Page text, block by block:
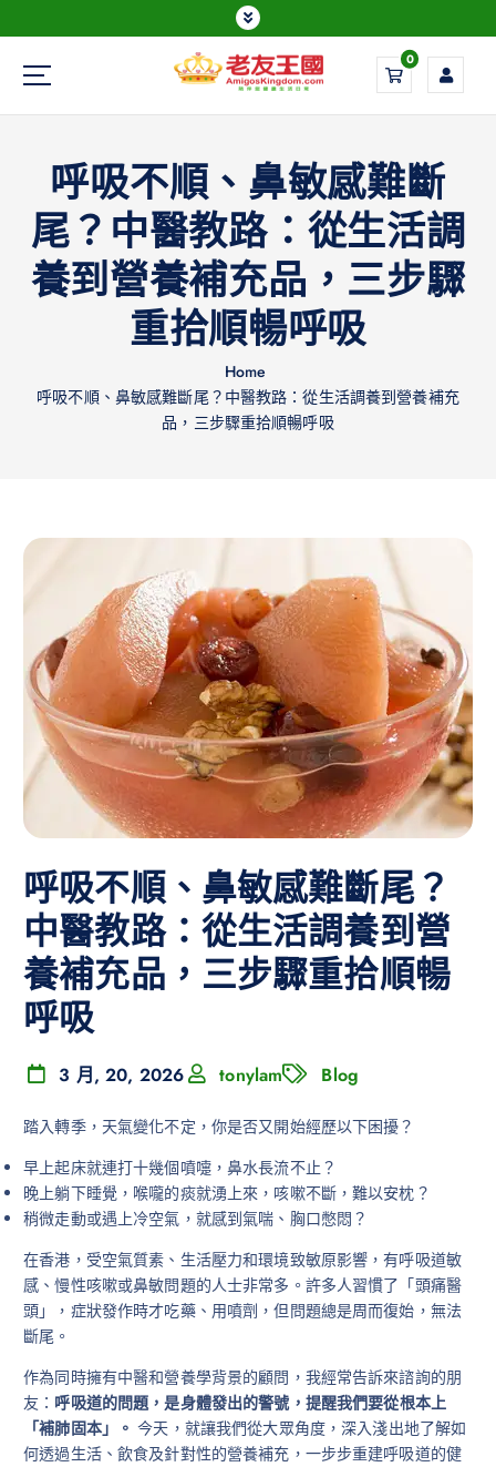
Everything is possible
0
呼吸不順、鼻敏感難斷
尾？中醫教路：從生活調
養到營養補充品，三步驟
重拾順暢呼吸
Home
呼吸不順、鼻敏感難斷尾？中醫教路：從生活調養到營養補充
品，三步驟重拾順暢呼吸
呼吸不順、鼻敏感難斷尾？
中醫教路：從生活調養到營
養補充品，三步驟重拾順暢
呼吸
3 月, 20, 2026 tonylam Blog
踏入轉季，天氣變化不定，你是否又開始經歷以下困擾？
早上起床就連打十幾個噴嚏，鼻水長流不止？
晚上躺下睡覺，喉嚨的痰就湧上來，咳嗽不斷，難以安枕？
稍微走動或遇上冷空氣，就感到氣喘、胸口憋悶？
在香港，受空氣質素、生活壓力和環境致敏原影響，有呼吸道敏
感、慢性咳嗽或鼻敏問題的人士非常多。許多人習慣了「頭痛醫
頭」，症狀發作時才吃藥、用噴劑，但問題總是周而復始，無法
斷尾。
作為同時擁有中醫和營養學背景的顧問，我經常告訴來諮詢的朋
友： 呼吸道的問題，是身體發出的警號，提醒我們要從根本上
「補肺固本」。 今天，就讓我們從大眾角度，深入淺出地了解如
何透過生活、飲食及針對性的營養補充，一步步重建呼吸道的健